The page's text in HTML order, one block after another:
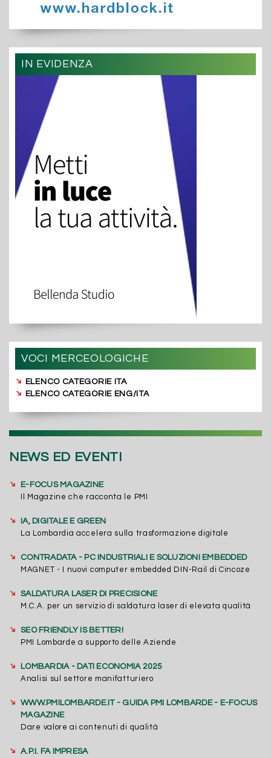
IN EVIDENZA
VOCI MERCEOLOGICHE
➔ ELENCO CATEGORIE ITA
➔ ELENCO CATEGORIE ENG/ITA
NEWS ED EVENTI
➔
E-FOCUS MAGAZINE
Il Magazine che racconta le PMI
➔
IA, DIGITALE E GREEN
La Lombardia accelera sulla trasformazione digitale
➔
CONTRADATA - PC INDUSTRIALI E SOLUZIONI EMBEDDED
MAGNET - I nuovi computer embedded DIN-Rail di Cincoze
➔
SALDATURA LASER DI PRECISIONE
M.C.A. per un servizio di saldatura laser di elevata qualità
➔
SEO FRIENDLY IS BETTER!
PMI Lombarde a supporto delle Aziende
➔
LOMBARDIA - DATI ECONOMIA 2025
Analisi sul settore manifatturiero
➔
WWW.PMILOMBARDE.IT - GUIDA PMI LOMBARDE - E-FOCUS
MAGAZINE
Dare valore ai contenuti di qualità
➔
A.P.I. FA IMPRESA